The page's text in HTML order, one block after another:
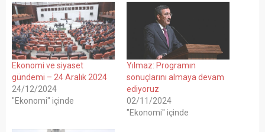
Ekonomi ve siyaset
gündemi – 24 Aralık 2024
24/12/2024
"Ekonomi" içinde
Yılmaz: Programın
sonuçlarını almaya devam
ediyoruz
02/11/2024
"Ekonomi" içinde